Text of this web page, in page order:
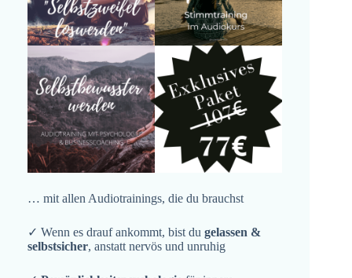
… mit allen Audiotrainings, die du brauchst
✓ Wenn es drauf ankommt, bist du gelassen &
selbstsicher, anstatt nervös und unruhig